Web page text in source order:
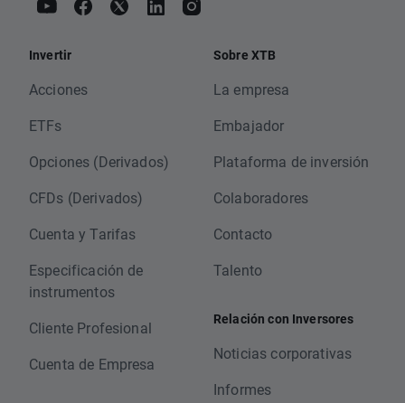
Invertir
Acciones
ETFs
Opciones (Derivados)
CFDs (Derivados)
Cuenta y Tarifas
Especificación de
instrumentos
Cliente Profesional
Cuenta de Empresa
Sobre XTB
La empresa
Embajador
Plataforma de inversión
Colaboradores
Contacto
Talento
Relación con Inversores
Noticias corporativas
Informes